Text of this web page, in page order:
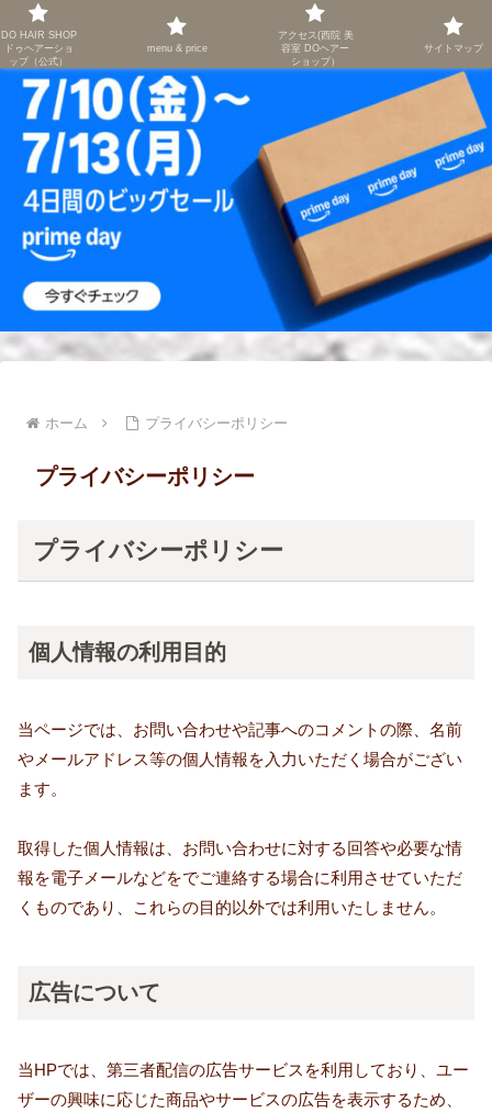
右京区西院 西京極／葛野大路 高辻／ 美容室 DO HAIR SHOP
ホーム プライバシーポリシー
プライバシーポリシー
プライバシーポリシー
個人情報の利用目的
当ページでは、お問い合わせや記事へのコメントの際、名前
やメールアドレス等の個人情報を入力いただく場合がござい
ます。
取得した個人情報は、お問い合わせに対する回答や必要な情
報を電子メールなどをでご連絡する場合に利用させていただ
くものであり、これらの目的以外では利用いたしません。
広告について
当HPでは、第三者配信の広告サービスを利用しており、ユー
ザーの興味に応じた商品やサービスの広告を表示するため、
DO HAIR SHOP
ドゥヘアーショ
ップ（公式）
menu & price
アクセス(西院 美
容室 DOヘアー
ショップ）
サイトマップ